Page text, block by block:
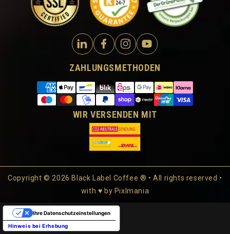
ZAHLUNGSMETHODEN
WIR VERSENDEN MIT
Copyright © 2026 Black Label Coffee ® • All rights reserved •
with ♥ by Pixlmania
Hinweis bei Erhebung
Ihre Datenschutzeinstellungen